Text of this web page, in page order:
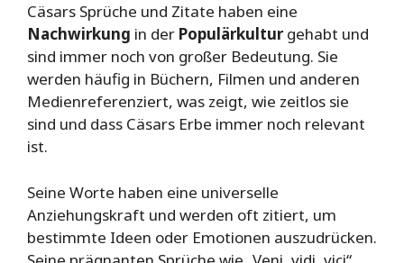
Cäsars Sprüche und Zitate haben eine
Nachwirkung in der Populärkulturgehabt und
sind immer noch von großer Bedeutung. Sie
werden häufig in Büchern, Filmen und anderen
Medienreferenziert, was zeigt, wie zeitlos sie
sind und dass Cäsars Erbe immer noch relevant
ist.
Seine Worte haben eine universelle
Anziehungskraft und werden oft zitiert, um
bestimmte Ideen oder Emotionen auszudrücken.